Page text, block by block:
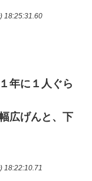
18:25:31.60
年に１人ぐら
広げんと、下
18:22:10.71